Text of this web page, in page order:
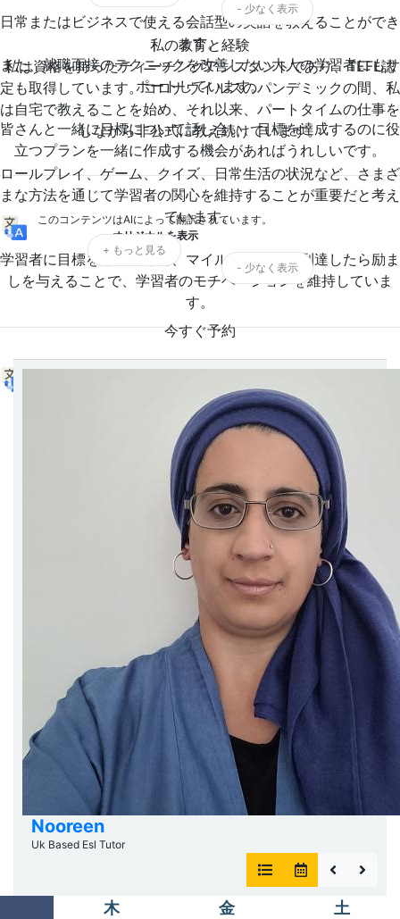
日常またはビジネスで使える会話型の英語を教えることができ
ます。
また、就職面接のテクニックを改善したい大人の学習者にもサ
ポートしています。
皆さんと一緒に目標について話し合い、目標を達成するのに役
立つプランを一緒に作成する機会があればうれしいです。
このコンテンツはAIによって翻訳されています。
オリジナルを表示
- 少なく表示
私の教育と経験
私は資格を持ったティーチングアシスタントであり、TEFL認
定も取得しています。コロナウイルスのパンデミックの間、私
は自宅で教えることを始め、それ以来、パートタイムの仕事を
しながら非公式に教え続けています。
ロールプレイ、ゲーム、クイズ、日常生活の状況など、さまざ
まな方法を通じて学習者の関心を維持することが重要だと考え
ています。
学習者に目標を思い出させ、マイルストーンに到達したら励ま
しを与えることで、学習者のモチベーションを維持していま
す。
このコンテンツはAIによって翻訳されています。
+ もっと見る
- 少なく表示
今すぐ予約
Nooreen
Uk Based Esl Tutor
木 金 土